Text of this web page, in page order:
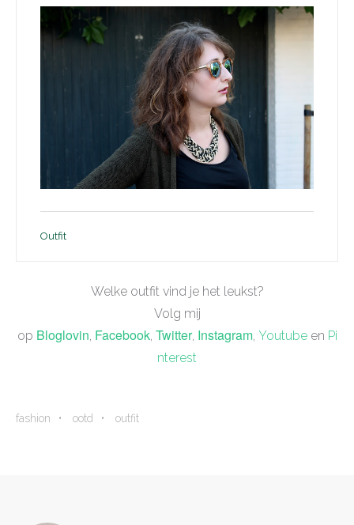
Outfit
Welke outfit vind je het leukst?
Volg mij
op Bloglovin, Facebook, Twitter, Instagram, Youtubeen Pi
nterest
fashion ootd outfit